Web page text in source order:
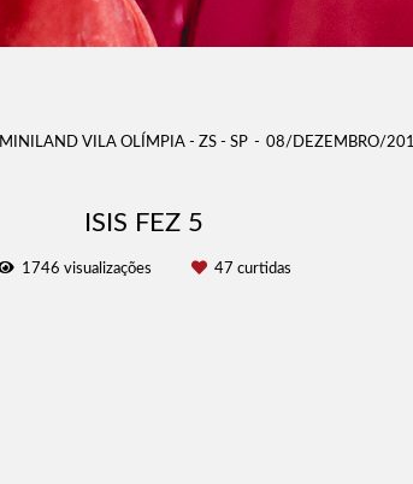
MINILAND VILA OLÍMPIA - ZS - SP 08/DEZEMBRO/
ISIS FEZ 5
1746 visualizações 47 curtidas